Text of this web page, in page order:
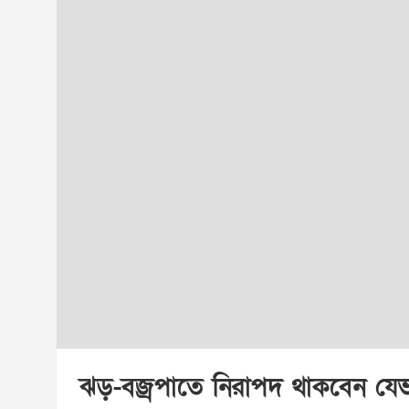
ঝড়-বজ্রপাতে নিরাপদ থাকবেন